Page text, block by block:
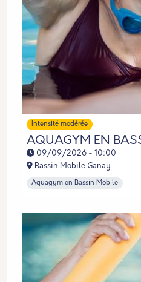
Intensité modérée
AQUAGYM EN
09/09/2026 - 10:00
Bassin Mobile Ganay
Aquagym en Bassin Mobile